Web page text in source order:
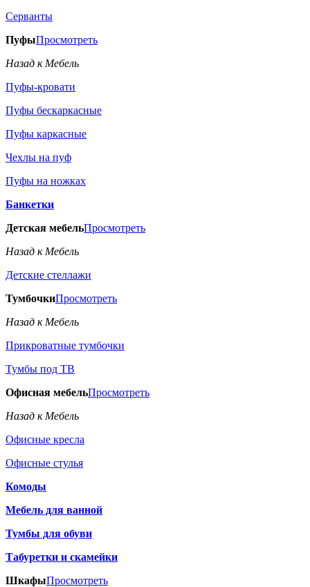
Серванты
ПуфыПросмотреть
Назад к Мебель
Пуфы-кровати
Пуфы бескаркасные
Пуфы каркасные
Чехлы на пуф
Пуфы на ножках
Банкетки
Детская мебельПросмотреть
Назад к Мебель
Детские стеллажи
ТумбочкиПросмотреть
Назад к Мебель
Прикроватные тумбочки
Тумбы под ТВ
Офисная мебельПросмотреть
Назад к Мебель
Офисные кресла
Офисные стулья
Комоды
Мебель для ванной
Тумбы для обуви
Табуретки и скамейки
ШкафыПросмотреть